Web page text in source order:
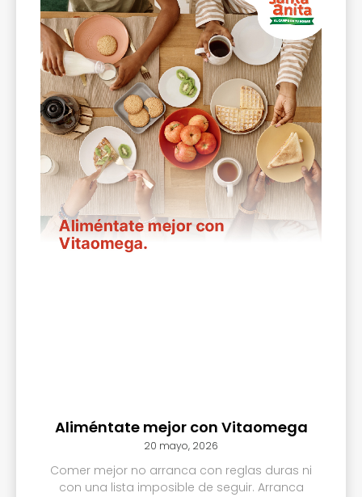
Aliméntate mejor con Vitaomega
20 mayo, 2026
Comer mejor no arranca con reglas duras ni
con una lista imposible de seguir. Arranca